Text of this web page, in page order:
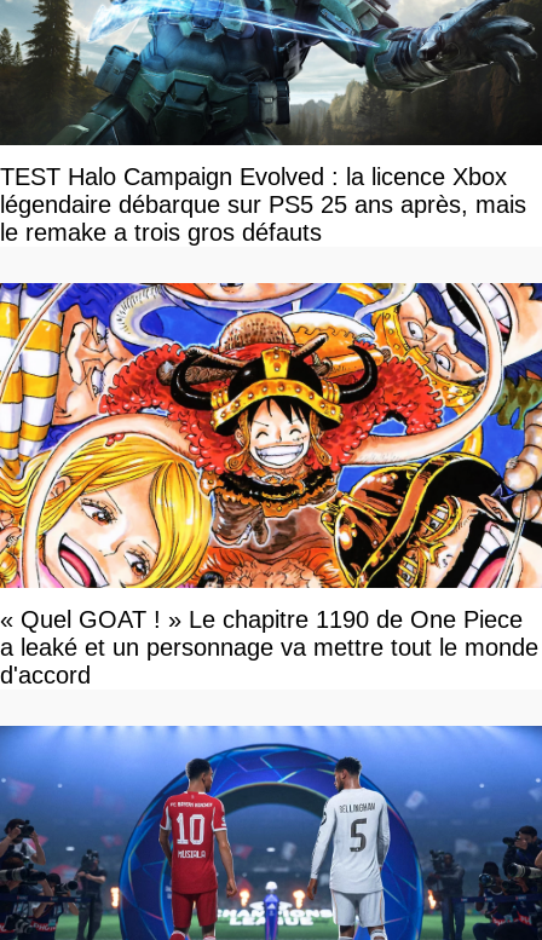
TEST Halo Campaign Evolved : la licence Xbox
légendaire débarque sur PS5 25 ans après, mais
le remake a trois gros défauts
« Quel GOAT ! » Le chapitre 1190 de One Piece
a leaké et un personnage va mettre tout le monde
d'accord